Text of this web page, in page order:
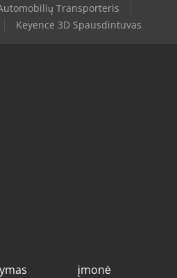
Transporteris
Keyence 3D Spausdintuvas
įmonė